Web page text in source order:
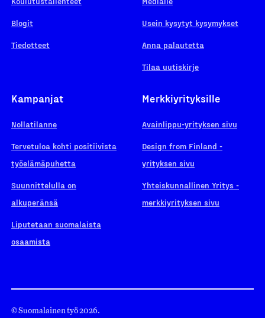
Blogit
Tiedotteet
Usein kysytyt kysymykset
Anna palautetta
Tilaa uutiskirje
Kampanjat
Nollatilanne
Tervetuloa kohti positiivista
työelämäpuhetta
Suunnittelulla on
alkuperänsä
Liputetaan suomalaista
osaamista
Merkkiyrityksille
Avainlippu-yrityksen sivu
Design from Finland -
yrityksen sivu
Yhteiskunnallinen Yritys -
merkkiyrityksen sivu
© Suomalainen työ 2026.